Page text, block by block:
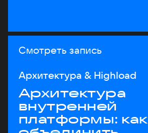
Смотреть запись
Архитектура & Highload
Архитектура
внутренней
платформы: как